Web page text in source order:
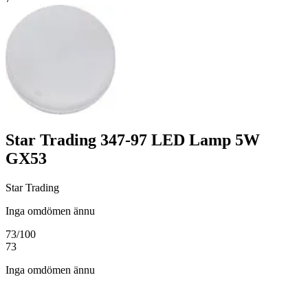
Star Trading 347-97 LED Lamp 5W
GX53
Star Trading
Inga omdömen ännu
73/100
73
Inga omdömen ännu